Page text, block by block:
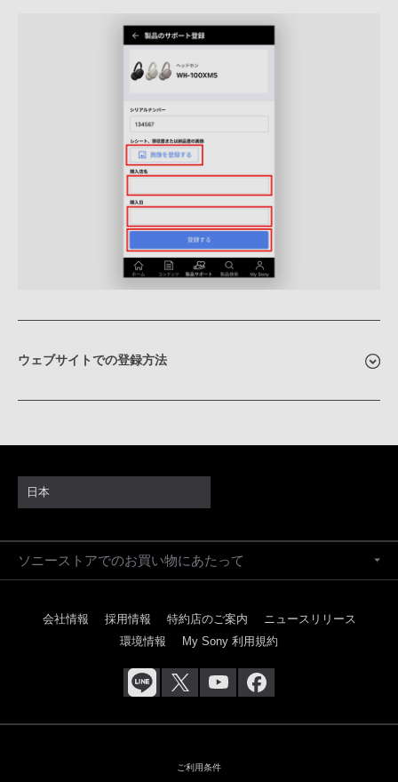
ウェブサイトでの登録方法
日本
ソニーストアでのお買い物にあたって
会社情報 採用情報 特約店のご案内
ニュースリリース
環境情報
My Sony 利用規約
ご利用条件